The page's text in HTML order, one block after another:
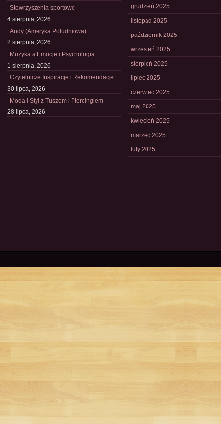
Stowrzyszenia sportowe
4 sierpnia, 2026
Andy (Ameryka Południowa)
2 sierpnia, 2026
Muzyka a Emocje i Psychologia
1 sierpnia, 2026
Czytelnicze Inspiracje i Rekomendacje
30 lipca, 2026
Moda i Styl z Tuszem i Piercingiem
28 lipca, 2026
grudzień 2025
listopad 2025
październik 2025
wrzesień 2025
sierpień 2025
lipiec 2025
czerwiec 2025
maj 2025
kwiecień 2025
marzec 2025
luty 2025